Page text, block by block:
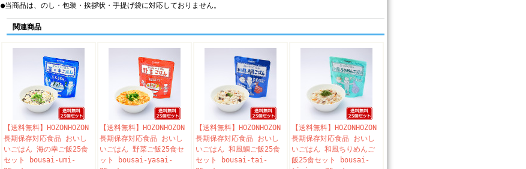
●当商品は、のし・包装・挨拶状・手提げ袋に対応しておりません。
関連商品
【送料無料】HOZONHOZON
長期保存対応食品 おいし
いごはん 海の幸ご飯25食
セット bousai-umi-
【送料無料】HOZONHOZON
長期保存対応食品 おいし
いごはん 野菜ご飯25食セ
ット bousai-yasai-
【送料無料】HOZONHOZON
長期保存対応食品 おいし
いごはん 和風鯛ご飯25食
セット bousai-tai-
【送料無料】HOZONHOZON
長期保存対応食品 おいし
いごはん 和風ちりめんご
飯25食セット bousai-